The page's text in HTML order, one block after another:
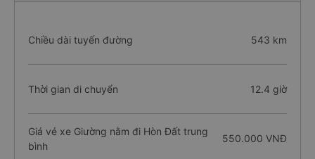
Chiều dài tuyến đường 543 km
Thời gian di chuyển 12.4 giờ
Giá vé xe Giường nằm đi Hòn Đất trung
bình
550.000 VNĐ